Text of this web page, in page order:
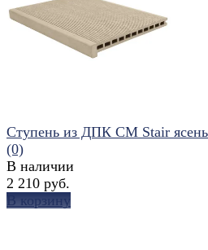
избранное сравнить
Ступень из ДПК CM Stair ясень
(0)
В наличии
2 210 руб.
В корзину